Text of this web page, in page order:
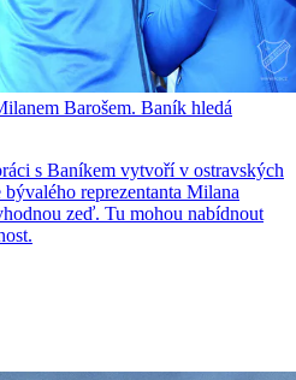
Barošem. Baník hledá
s Baníkem vytvoří v ostravských
reprezentanta Milana
zeď. Tu mohou nabídnout